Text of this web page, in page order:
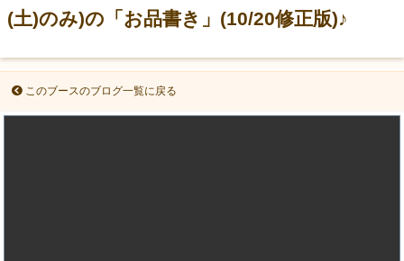
(土)のみ)の「お品書き」(10/20修正版)♪
このブースのブログ一覧に戻る